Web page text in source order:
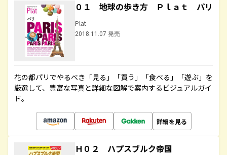
０１ 地球の歩き方 Ｐｌａｔ パリ
Plat
2018.11.07 発売
花の都パリでやるべき「見る」「買う」「食べる」「遊ぶ」を
厳選して、豊富な写真と詳細な図解で案内するビジュアルガイ
ド。
詳細を見る
Ｈ０２ ハプスブルク帝国